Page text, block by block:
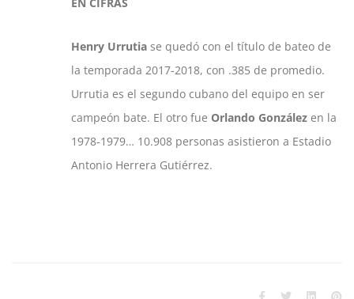
Henry Urrutia se quedó con el título de bateo de
la temporada 2017-2018, con .385 de promedio.
Urrutia es el segundo cubano del equipo en ser
campeón bate. El otro fue Orlando González en la
1978-1979… 10.908 personas asistieron a Estadio
Antonio Herrera Gutiérrez.